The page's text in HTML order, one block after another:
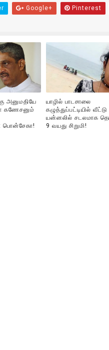
தமிழின
பொதுச் சபை கூட்டத்தில்
(வீடியோ)
அதிக காலெக்ஷன்
Google+ Pinterest
அனுமதியே
கணேசனும்
பொன்சேகா!
யாழில் பாடசாலை
கழுத்துப்பட்டியில் வீட்டு
யன்னலில் சடலமாக
9 வயது சிறுமி!